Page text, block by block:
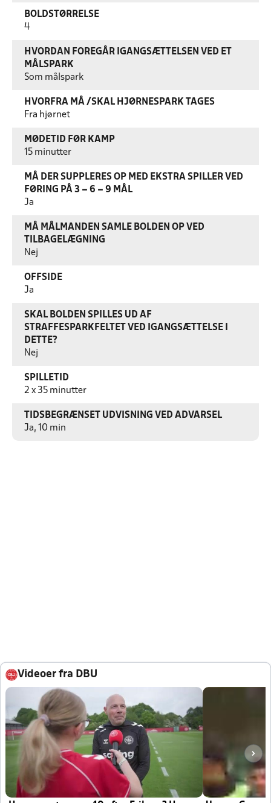
BOLDSTØRRELSE
4
HVORDAN FOREGÅR IGANGSÆTTELSEN VED ET
MÅLSPARK
Som målspark
HVORFRA MÅ /SKAL HJØRNESPARK TAGES
Fra hjørnet
MØDETID FØR KAMP
15 minutter
MÅ DER SUPPLERES OP MED EKSTRA SPILLER VED
FØRING PÅ 3 – 6 – 9 MÅL
Ja
MÅ MÅLMANDEN SAMLE BOLDEN OP VED
TILBAGELÆGNING
Nej
OFFSIDE
Ja
SKAL BOLDEN SPILLES UD AF
STRAFFESPARKFELTET VED IGANGSÆTTELSE I
DETTE?
Nej
SPILLETID
2 x 35 minutter
TIDSBEGRÆNSET UDVISNING VED ADVARSEL
Ja, 10 min
Videoer fra DBU